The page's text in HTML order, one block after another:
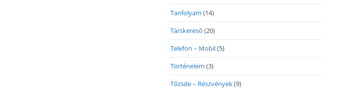
Tanfolyam (14)
Társkereső (20)
Telefon – Mobil(5)
Történelem (3)
Tőzsde – Részvények(9)